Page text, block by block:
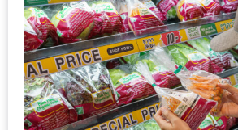
อ้วน
ครั้ง
ที่
1
พา